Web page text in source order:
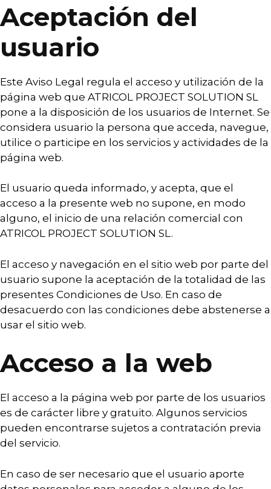
Aceptación del
usuario
Este Aviso Legal regula el acceso y utilización de la
página web que ATRICOL PROJECT SOLUTION SL
pone a la disposición de los usuarios de Internet. Se
considera usuario la persona que acceda, navegue,
utilice o participe en los servicios y actividades de la
página web.
El usuario queda informado, y acepta, que el
acceso a la presente web no supone, en modo
alguno, el inicio de una relación comercial con
ATRICOL PROJECT SOLUTION SL.
El acceso y navegación en el sitio web por parte del
usuario supone la aceptación de la totalidad de las
presentes Condiciones de Uso. En caso de
desacuerdo con las condiciones debe abstenerse a
usar el sitio web.
Acceso a la web
El acceso a la página web por parte de los usuarios
es de carácter libre y gratuito. Algunos servicios
pueden encontrarse sujetos a contratación previa
del servicio.
En caso de ser necesario que el usuario aporte